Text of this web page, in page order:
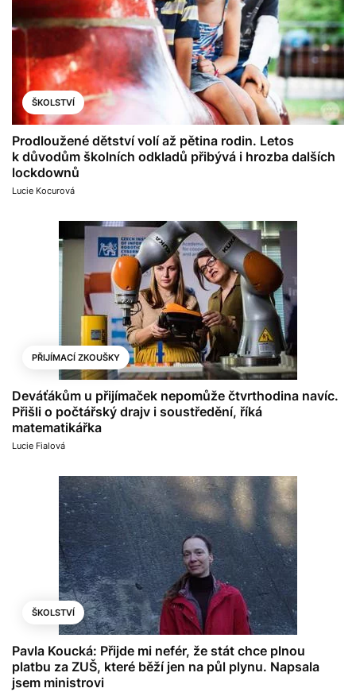
ŠKOLSTVÍ
Prodloužené dětství volí až pětina rodin. Letos
k důvodům školních odkladů přibývá i hrozba dalších
lockdownů
Lucie Kocurová
PŘIJÍMACÍ ZKOUŠKY
Deváťákům u přijímaček nepomůže čtvrthodina navíc.
Přišli o počtářský drajv i soustředění, říká
matematikářka
Lucie Fialová
ŠKOLSTVÍ
Pavla Koucká: Přijde mi nefér, že stát chce plnou
platbu za ZUŠ, které běží jen na půl plynu. Napsala
jsem ministrovi